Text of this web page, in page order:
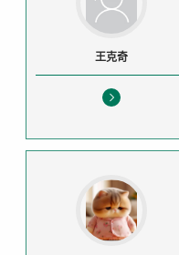
王克奇